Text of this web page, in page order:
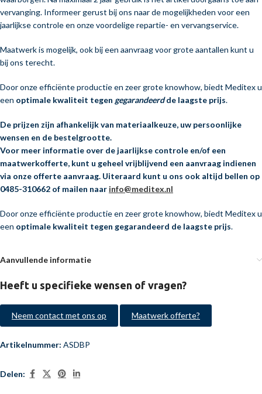
vervanging. Informeer gerust bij ons naar de mogelijkheden voor een
jaarlijkse controle en onze voordelige repartie- en vervangservice.
Maatwerk is mogelijk, ook bij een aanvraag voor grote aantallen kunt u
bij ons terecht.
Door onze efficiënte productie en zeer grote knowhow, biedt Meditex u
een optimale kwaliteit tegen gegarandeerdde laagste prijs.
De prijzen zijn afhankelijk van materiaalkeuze, uw persoonlijke
wensen en de bestelgrootte.
Voor meer informatie over de jaarlijkse controle en/of een
maatwerkofferte, kunt u geheel vrijblijvend een aanvraag indienen
via onze offerte aanvraag. Uiteraard kunt u ons ook altijd bellen op
0485-310662 of mailen naar info@meditex.nl
Door onze efficiënte productie en zeer grote knowhow, biedt Meditex u
een optimale kwaliteit tegen gegarandeerd de laagste prijs.
Aanvullende informatie
Heeft u specifieke wensen of vragen?
Neem contact met ons op Maatwerk offerte?
Artikelnummer: ASDBP
Delen: